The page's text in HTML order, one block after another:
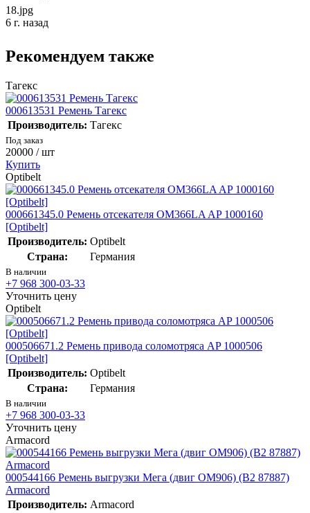
18.jpg
6 г. назад
Рекомендуем также
Тагекс
000613531 Ремень Тагекс
Производитель: Тагекс
Под заказ
20000 / шт
Купить
Optibelt
000661345.0 Ремень отсекателя OM366LA AP 1000160
[Optibelt]
Производитель: Optibelt
Страна:
Германия
В наличии
+7 968 300-03-33
Уточнить цену
Optibelt
000506671.2 Ремень привода соломотряса AP 1000506
[Optibelt]
Производитель: Optibelt
Страна:
Германия
В наличии
+7 968 300-03-33
Уточнить цену
Armacord
000544166 Ремень выгрузки Мега (двиг ОМ906) (B2 87887)
Armacord
Производитель: Armacord